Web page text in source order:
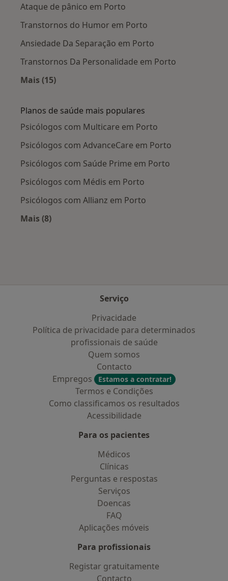
Ataque de pânico em Porto
Transtornos do Humor em Porto
Ansiedade Da Separação em Porto
Transtornos Da Personalidade em Porto
Mais (15)
Planos de saúde mais populares
Psicólogos com Multicare em Porto
Psicólogos com AdvanceCare em Porto
Psicólogos com Saúde Prime em Porto
Psicólogos com Médis em Porto
Psicólogos com Allianz em Porto
Mais (8)
Serviço
Privacidade
Política de privacidade para determinados
profissionais de saúde
Quem somos
Contacto
Empregos
Estamos a contratar!
Termos e Condições
Como classificamos os resultados
Acessibilidade
Para os pacientes
Médicos
Clínicas
Perguntas e respostas
Serviços
Doencas
FAQ
Aplicações móveis
Para profissionais
Registar gratuitamente
Contacto